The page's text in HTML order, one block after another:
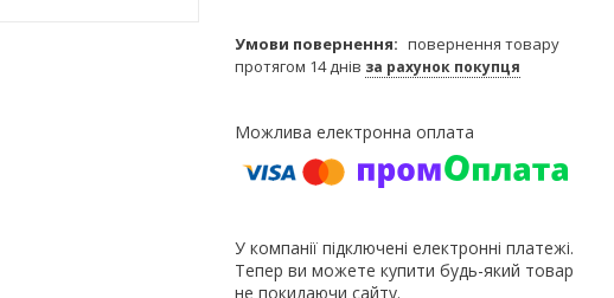
повернення товару
протягом 14 днів за рахунок покупця
У компанії підключені електронні платежі.
Тепер ви можете купити будь-який товар
не покидаючи сайту.